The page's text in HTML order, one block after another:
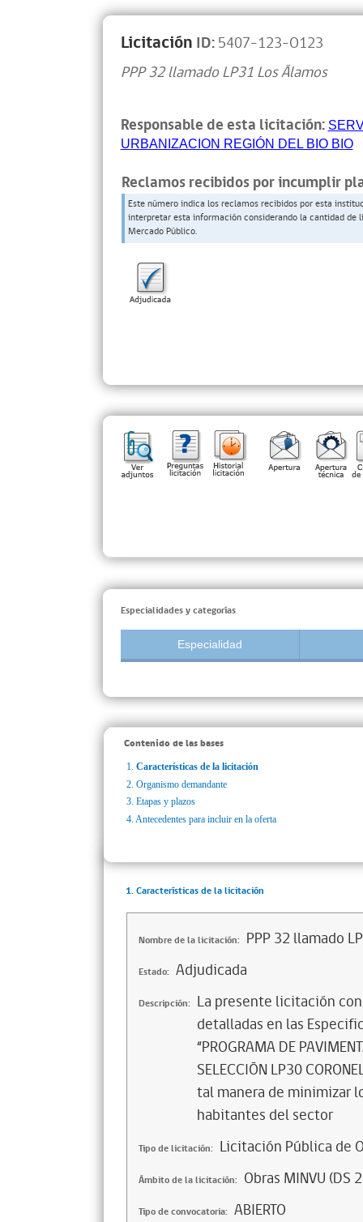
Licitación ID:5407-123-O123
PPP 32 llamado LP31 Los Álamos
Responsable de esta licitación:
URBANIZACION REGIÓN DEL BIO BIO
Reclamos recibidos por incumplir
Este número indica los reclamos recibidos por esta
interpretar esta información considerando la cantidad
Mercado Público.
Especialidades y categorías
Especialidad
Contenido de las bases
1. Características de la licitación
2. Organismo demandante
3. Etapas y plazos
4. Antecedentes para incluir en la oferta
1. Características de la licitación
Nombre de la licitación: PPP 32 llamado
Estado: Adjudicada
Descripción: La presente licitación
detalladas en las
“PROGRAMA DE
SELECCIÓN LP30
tal manera de minimizar
habitantes del sector
Tipo de licitación: Licitación Pública de
Ámbito de la licitación: Obras MINVU (DS
Tipo de convocatoria: ABIERTO